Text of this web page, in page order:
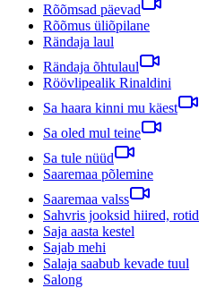
Rõõmsad päevad
Rõõmus üliõpilane
Rändaja laul
Rändaja õhtulaul
Röövlipealik Rinaldini
Sa haara kinni mu käest
Sa oled mul teine
Sa tule nüüd
Saaremaa põlemine
Saaremaa valss
Sahvris jooksid hiired, rotid
Saja aasta kestel
Sajab mehi
Salaja saabub kevade tuul
Salong